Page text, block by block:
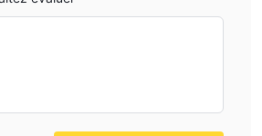
son dépôt minimum élevé et le
instruments de trading peuvent ne pas